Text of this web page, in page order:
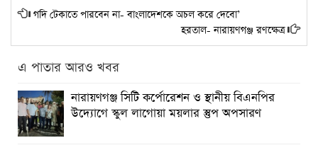
গদি টেকাতে পারবেন না- বাংলাদেশকে অচল করে দেবো’
হরতাল- নারায়ণগঞ্জ রণক্ষেত্র
এ পাতার আরও খবর
নারায়ণগঞ্জ সিটি কর্পোরেশন ও স্থানীয় বিএনপির
উদ্যোগে স্কুল লাগোয়া ময়লার স্তুপ অপসারণ